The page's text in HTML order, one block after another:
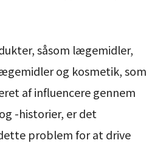
såsom lægemidler,
og kosmetik, som
af influencere gennem
-historier, er det
problem for at drive